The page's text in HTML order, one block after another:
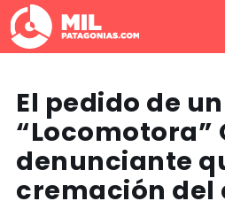
El pedido de
“Locomotora”
denunciante
cremación del